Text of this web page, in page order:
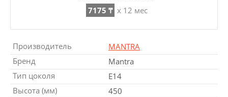
7175 ₸ x 12 мес
Производитель
MANTRA
Бренд
Mantra
Тип цоколя
E14
Высота (мм)
450